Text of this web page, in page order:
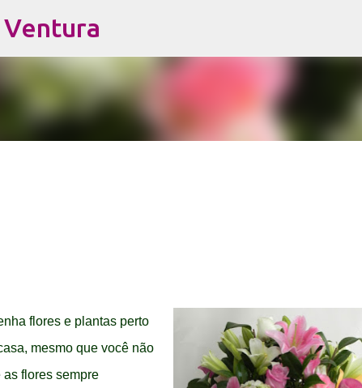
Pular para o conteúdo principal
Ventura
flores e plantas perto
mesmo que você não
flores sempre